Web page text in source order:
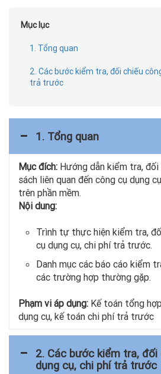
Mục lục
1. Tổng quan
2. Các bước kiểm tra, đối chiếu
trả trước
1. Tổng quan
Mục đích: Hướng dẫn kiểm tra,
sách liên quan đến công cụ dụng
trên phần mềm.
Nội dung:
Trình tự thực hiện kiểm tra,
cụ dụng cụ, chi phí trả trước.
Danh mục các báo cáo kiểm
các trường hợp thường gặp.
Phạm vi áp dụng: Kế toán tổng
dụng cụ, kế toán chi phí trả trước
2. Các bước kiểm tra,
dụng cụ, chi phí trả trước